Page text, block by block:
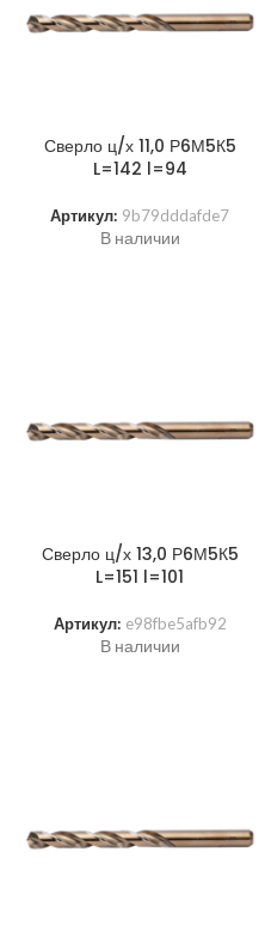
Сверло ц/х 11,0 Р6М5К5
L=142 l=94
Артикул: 9b79dddafde7
В наличии
Сверло ц/х 13,0 Р6М5К5
L=151 l=101
Артикул: e98fbe5afb92
В наличии